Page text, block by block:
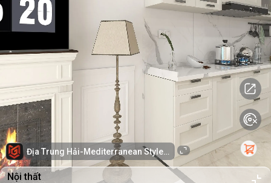
Địa Trung Hải-Mediterranean Style-PLDTH
Nội thất